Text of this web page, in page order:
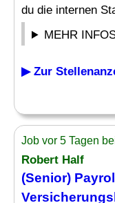
du die internen
MEHR
▶ Zur
Job vor 5 Tagen
Robert Half
(Senior)